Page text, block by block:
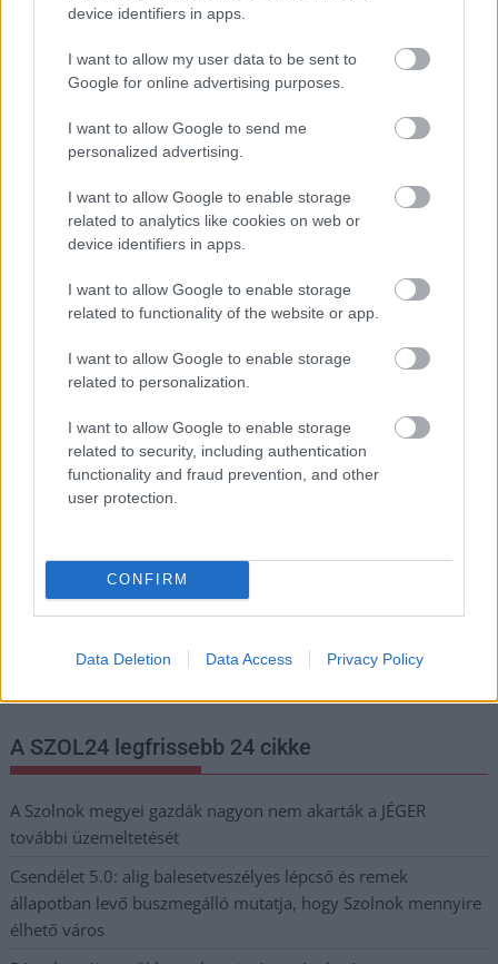
device identifiers in apps.
I want to allow my user data to be sent to
Google for online advertising purposes.
I want to allow Google to send me
personalized advertising.
I want to allow Google to enable storage
related to analytics like cookies on web or
device identifiers in apps.
I want to allow Google to enable storage
related to functionality of the website or app.
I want to allow Google to enable storage
related to personalization.
I want to allow Google to enable storage
related to security, including authentication
functionality and fraud prevention, and other
user protection.
CONFIRM
Data Deletion Data Access Privacy Policy
Hírlevél feliratkozás
Adja meg keresztnevét:
meg e-mail címét:
Nem szeretne lemaradni semmiről? Csak egy kattintás, és hírlevelünk a
legfrissebb információkkal és exkluzív tartalmakkal hétről hétre
A SZOL24 legfrissebb 24 cikke
A Szolnok megyei gazdák nagyon nem akarták a JÉGER
további üzemeltetését
Csendélet 5.0: alig balesetveszélyes lépcső és remek
állapotban levő buszmegálló mutatja, hogy Szolnok mennyire
élhető város